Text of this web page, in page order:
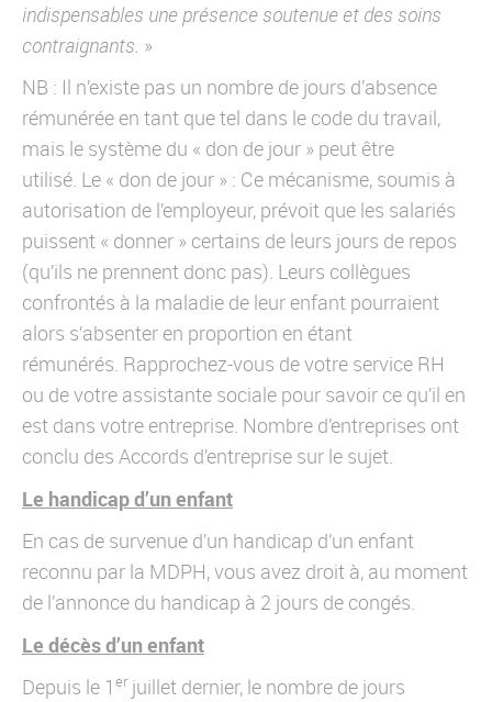
indispensables une présence soutenue et des soins
contraignants. »
NB : Il n’existe pas un nombre de jours d’absence
rémunérée en tant que tel dans le code du travail,
mais le système du « don de jour » peut être
utilisé. Le « don de jour » : Ce mécanisme, soumis à
autorisation de l’employeur, prévoit que les salariés
puissent « donner » certains de leurs jours de repos
(qu’ils ne prennent donc pas). Leurs collègues
confrontés à la maladie de leur enfant pourraient
alors s’absenter en proportion en étant
rémunérés. Rapprochez-vous de votre service RH
ou de votre assistante sociale pour savoir ce qu’il en
est dans votre entreprise. Nombre d’entreprises ont
conclu des Accords d’entreprise sur le sujet.
Le handicap d’un enfant
En cas de survenue d’un handicap d’un enfant
reconnu par la MDPH, vous avez droit à, au moment
de l’annonce du handicap à 2 jours de congés.
Le décès d’un enfant
Depuis le 1 er juillet dernier, le nombre de jours